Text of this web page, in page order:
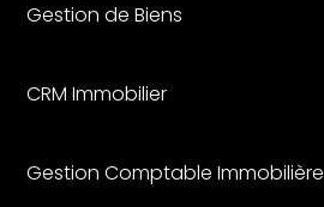
Gestion de Biens
CRM Immobilier
Gestion Comptable Immobilière